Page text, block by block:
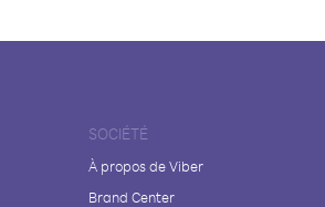
SOCIÉTÉ
À propos de Viber
Brand Center